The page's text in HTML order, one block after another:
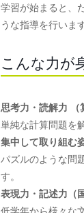
学習が始まると、
うな指導を行います
こんな力が
思考力・読解力 （
単純な計算問題を
集中して取り組む
パズルのような問
す。
表現力・記述力（
低学年から様々な